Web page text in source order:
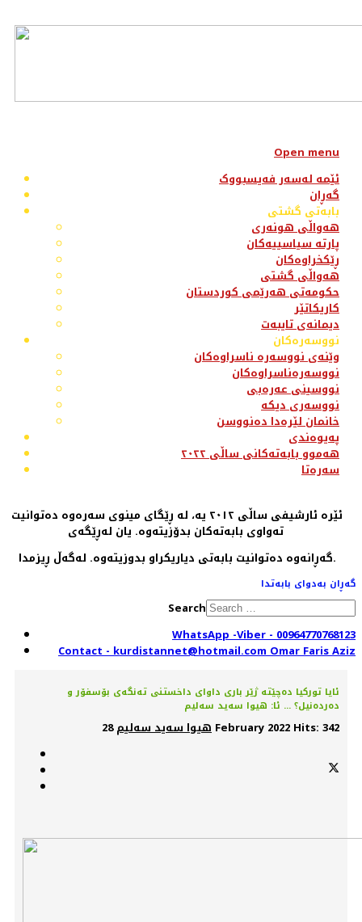
Open menu
ئێمە لەسەر فەیسبووک
گەڕان
بابەتی گشتی
هەواڵی هونەری
پارتە سیاسییەکان
ڕێکخراوەکان
هەواڵی گشتی
حکومەتی هەرێمی کوردستان
کاریکاتێر
دیمانەی تایبەت
نووسەرەکان
وێنەی نووسەرە ناسراوەکان
نووسەرەناسراوەکان
نووسینی عەرەبی
نووسەری دیکە
خانمان لێرەدا دەنووسن
پەیوەندی
هەموو بابەتەکانی ساڵی ٢٠٢٢
سەرەتا
ئێرە ئارشیفی ساڵی ٢٠١٢ یە، لە ڕێگای مینوی سەرەوە دەتوانیت
تەواوی بابەتەکان بدۆزیتەوە. یان لەڕێگەی
گەڕانەوە دەتوانیت بابەتی دیاریکراو بدوزیتەوە. لەگەڵ ڕیزمدا.
گەڕان بەدوای بابەتدا
Search
WhatsApp -Viber - 00964770768123
Contact - kurdistannet@hotmail.com Omar Faris Aziz
ئایا تورکیا دەچێتە ژێر باری داوای داخستنی تەنگەی بۆسفۆر و
دەردەنیل؟ ... ئا: هیوا سەید سەلیم
هیوا سەید سەلیم 28 February 2022 Hits: 342